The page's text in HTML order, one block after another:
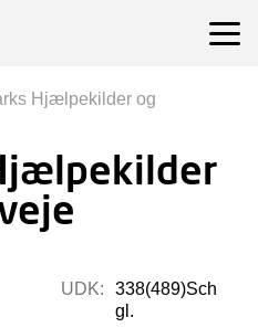
Hjælpekilder og
UDK:
338(489)Sch
gl.